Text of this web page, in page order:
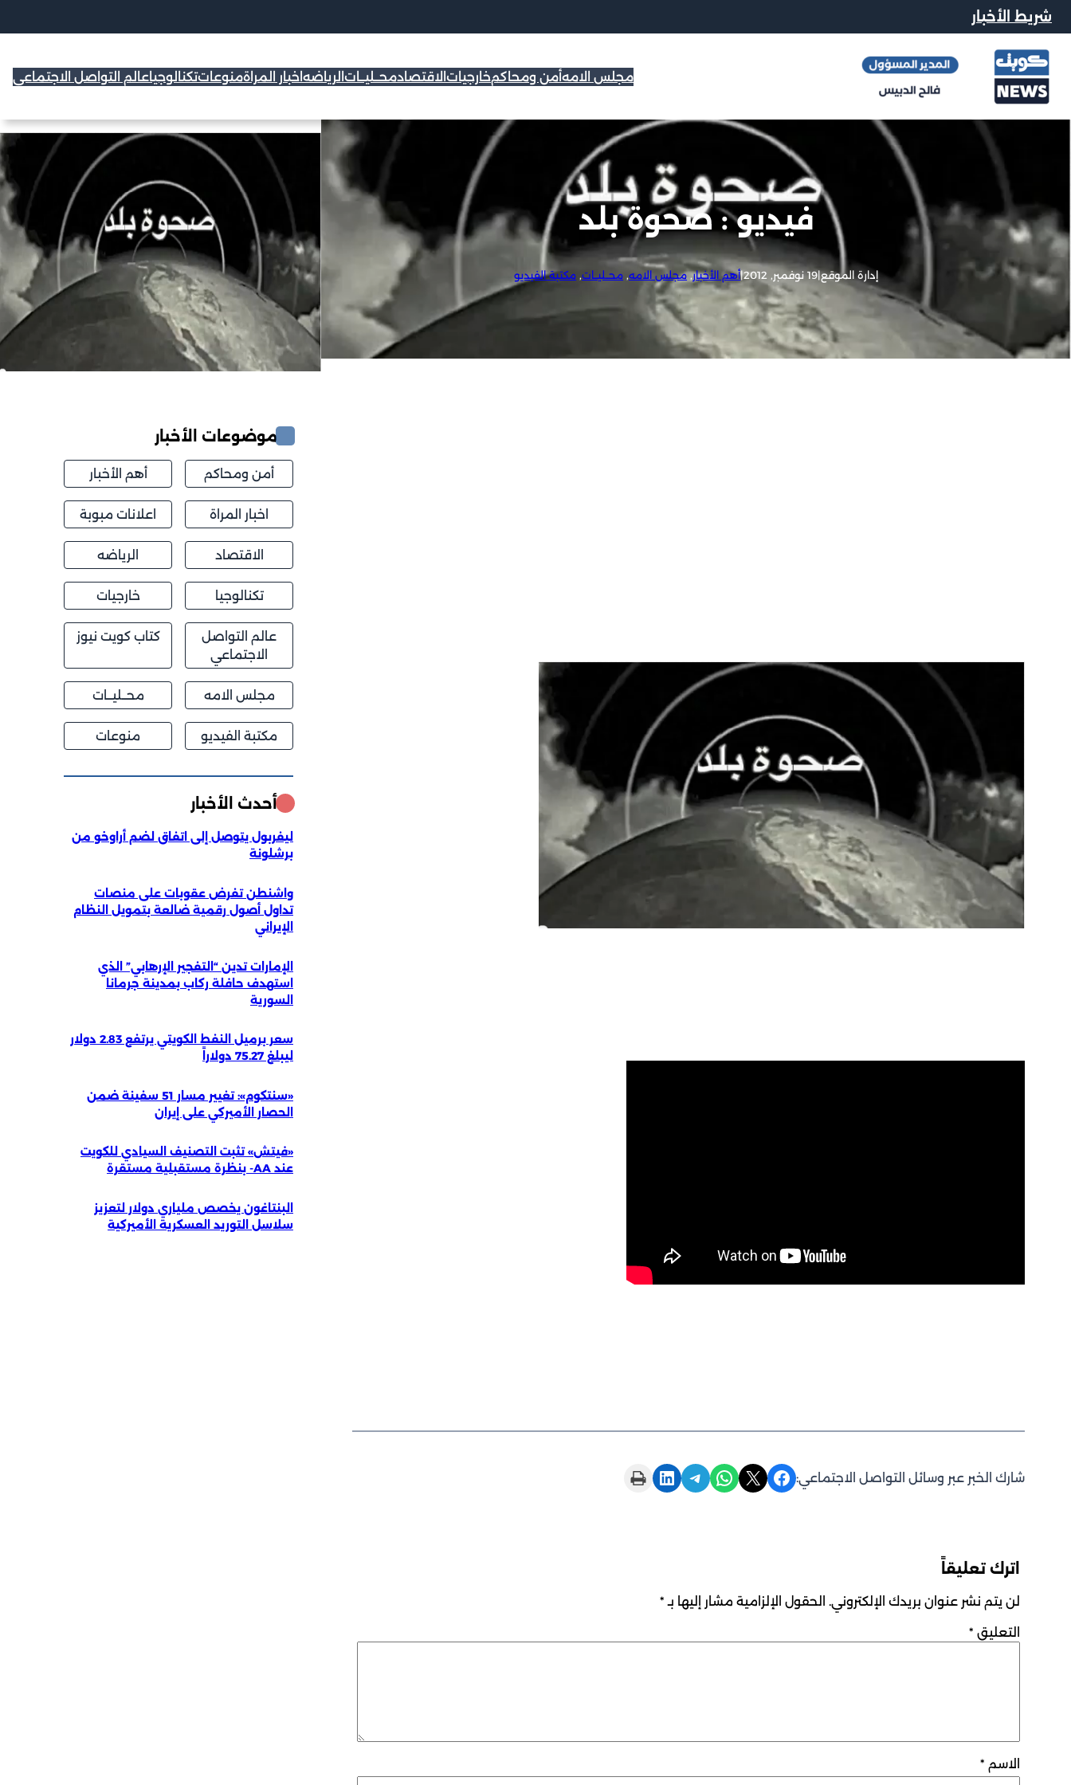
شريط الأخبار
مجلس الامهأمن ومحاكمخارجيات الاقتصادمحــليــات الرياضه اخبار المراةمنوعاتتكنالوجياعالم التواصل الاجتماعي
فيديو : صحوة بلد
إدارة الموقع|19 نوفمبر, 2012 |أهم الأخبار, مجلس الامه, محــليــات, مكتبة الفيديو
شارك الخبر عبر وسائل التواصل الاجتماعي: Share on Facebook
Share on X
Share on WhatsApp
Share on Telegram
Share on LinkedIn
Print this Page
اترك تعليقاً
لن يتم نشر عنوان بريدك الإلكتروني. الحقول الإلزامية مشار إليها بـ *
التعليق *
الاسم *
موضوعات الأخبار
أمن ومحاكم أهم الأخبار
اخبار المراة اعلانات مبوبة
الاقتصاد الرياضه
تكنالوجيا خارجيات
عالم التواصل
الاجتماعي
كتاب كويت نيوز
مجلس الامه محــليــات
مكتبة الفيديو منوعات
أحدث الأخبار
ليفربول يتوصل إلى اتفاق لضم أراوخو من
برشلونة
واشنطن تفرض عقوبات على منصات
تداول أصول رقمية ضالعة بتمويل النظام
الإيراني
الإمارات تدين “التفجير الإرهابي” الذي
استهدف حافلة ركاب بمدينة جرمانا
السورية
سعر برميل النفط الكويتي يرتفع 2.83 دولار
ليبلغ 75.27 دولاراً
«سنتكوم»: تغيير مسار 51 سفينة ضمن
الحصار الأميركي على إيران
«فيتش» تثبت التصنيف السيادي للكويت
عند AA- بنظرة مستقبلية مستقرة
البنتاغون يخصص ملياري دولار لتعزيز
سلاسل التوريد العسكرية الأميركية